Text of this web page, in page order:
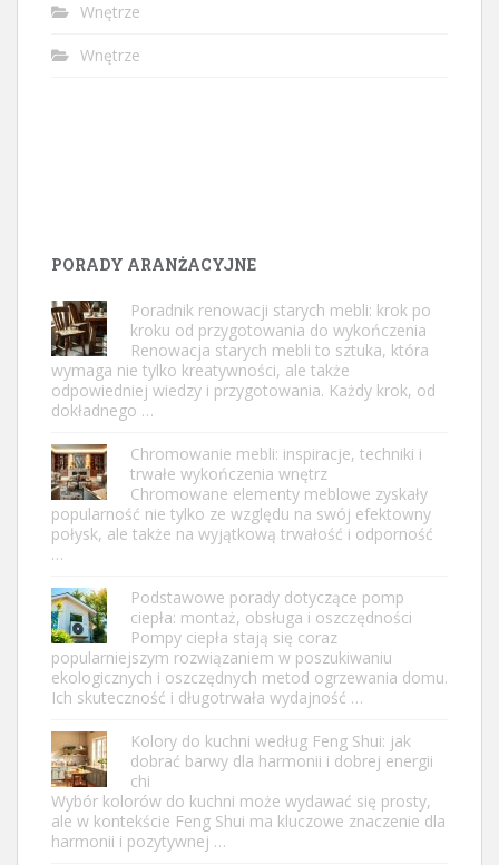
Wnętrze
Wnętrze
PORADY ARANŻACYJNE
Poradnik renowacji starych mebli: krok po
kroku od przygotowania do wykończenia
Renowacja starych mebli to sztuka, która
wymaga nie tylko kreatywności, ale także
odpowiedniej wiedzy i przygotowania. Każdy krok, od
dokładnego …
Chromowanie mebli: inspiracje, techniki i
trwałe wykończenia wnętrz
Chromowane elementy meblowe zyskały
popularność nie tylko ze względu na swój efektowny
połysk, ale także na wyjątkową trwałość i odporność
…
Podstawowe porady dotyczące pomp
ciepła: montaż, obsługa i oszczędności
Pompy ciepła stają się coraz
popularniejszym rozwiązaniem w poszukiwaniu
ekologicznych i oszczędnych metod ogrzewania domu.
Ich skuteczność i długotrwała wydajność …
Kolory do kuchni według Feng Shui: jak
dobrać barwy dla harmonii i dobrej energii
chi
Wybór kolorów do kuchni może wydawać się prosty,
ale w kontekście Feng Shui ma kluczowe znaczenie dla
harmonii i pozytywnej …